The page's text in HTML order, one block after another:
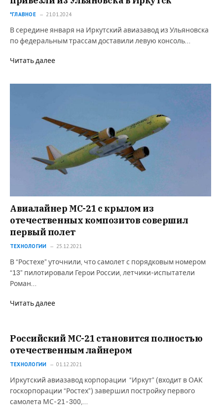
*ГЛАВНОЕ 21.01.2024
В середине января на Иркутский авиазавод из Ульяновска
по федеральным трассам доставили левую консоль…
Читать далее
Авиалайнер МС-21 с крылом из
отечественных композитов совершил
первый полет
ТЕХНОЛОГИИ 25.12.2021
В “Ростехе” уточнили, что самолет с порядковым номером
“13” пилотировали Герои России, летчики-испытатели
Роман…
Читать далее
Российский МС-21 становится полностью
отечественным лайнером
ТЕХНОЛОГИИ 01.12.2021
Иркутский авиазавод корпорации “Иркут” (входит в ОАК
госкорпорации “Ростех”) завершил постройку первого
самолета МС-21-300,…